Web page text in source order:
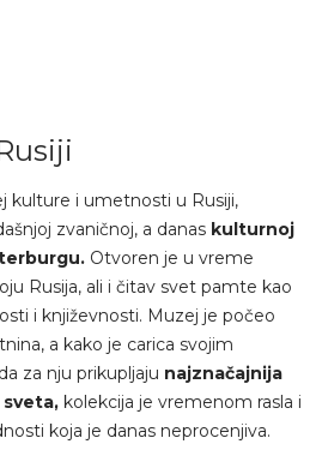
kulture i umetnosti u Rusiji,
zvaničnoj, a danas kulturnoj
Otvoren je u vreme
Rusija, ali i čitav svet pamte kao
i književnosti. Muzej je počeo
a kako je carica svojim
za nju prikupljaju najznačajnija
kolekcija je vremenom rasla i
koja je danas neprocenjiva.